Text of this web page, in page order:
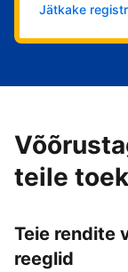
Jätkake
teile
Teie rendite
reeglid